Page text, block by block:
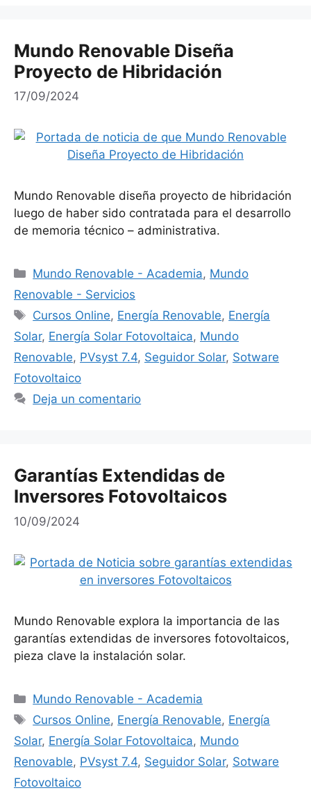
Mundo Renovable Diseña
Proyecto de Hibridación
17/09/2024
Mundo Renovable diseña proyecto de hibridación
luego de haber sido contratada para el desarrollo
de memoria técnico – administrativa.
Categorías
Mundo Renovable - Academia, Mundo
Renovable - Servicios
Etiquetas
Cursos Online, Energía Renovable, Energía
Solar, Energía Solar Fotovoltaica, Mundo
Renovable, PVsyst 7.4, Seguidor Solar, Sotware
Fotovoltaico
Deja un comentario
Garantías Extendidas de
Inversores Fotovoltaicos
10/09/2024
Mundo Renovable explora la importancia de las
garantías extendidas de inversores fotovoltaicos,
pieza clave la instalación solar.
Categorías
Mundo Renovable - Academia
Etiquetas
Cursos Online, Energía Renovable, Energía
Solar, Energía Solar Fotovoltaica, Mundo
Renovable, PVsyst 7.4, Seguidor Solar, Sotware
Fotovoltaico